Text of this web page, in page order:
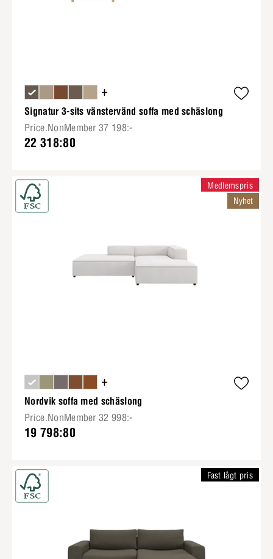
+
Signatur 3-sits vänstervänd soffa med schäslong
Price.NonMember 37 198:-
22 318:80
+
Nordvik soffa med schäslong
Price.NonMember 32 998:-
19 798:80
Medlemspris
Nyhet
Fast lågt pris